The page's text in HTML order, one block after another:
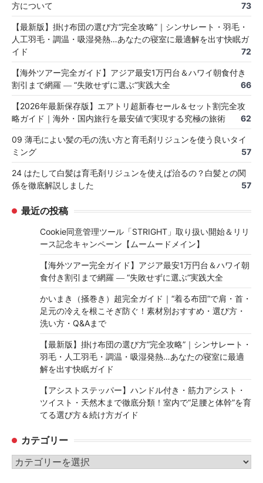
方について
73
【最新版】掛け布団の選び方“完全攻略”｜シンサレート・羽毛・
人工羽毛・調温・吸湿発熱…あなたの寝室に最適解を出す快眠ガ
イド
72
【海外ツアー完全ガイド】アジア最安1万円台＆ハワイ朝食付き
割引まで網羅 ― “失敗せずに選ぶ”実践大全
66
【2026年最新保存版】エアトリ超新春セール＆セット割完全攻
略ガイド｜海外・国内旅行を最安値で実現する究極の旅術
62
09 薄毛によい髪の毛の洗い方と育毛剤リジュンを使う良いタイ
ミング
57
24 はたして白髪は育毛剤リジュンを使えば治るの？白髪との関
係を徹底解説しました
57
最近の投稿
Cookie同意管理ツール「STRIGHT」取り扱い開始＆リリ
ース記念キャンペーン【ムームードメイン】
【海外ツアー完全ガイド】アジア最安1万円台＆ハワイ朝
食付き割引まで網羅 ― “失敗せずに選ぶ”実践大全
かいまき（掻巻き）超完全ガイド｜“着る布団”で肩・首・
足元の冷えを根こそぎ防ぐ！素材別おすすめ・選び方・
洗い方・Q&Aまで
【最新版】掛け布団の選び方“完全攻略”｜シンサレート・
羽毛・人工羽毛・調温・吸湿発熱…あなたの寝室に最適
解を出す快眠ガイド
【アシストステッパー】ハンドル付き・筋力アシスト・
ツイスト・天然木まで徹底分類！室内で“足腰と体幹”を育
てる選び方＆続け方ガイド
カテゴリー
カ